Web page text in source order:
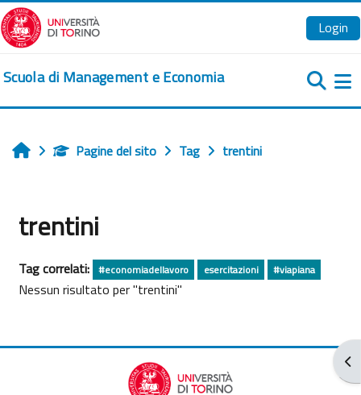
Vai al contenuto principale
Login
Scuola di Management e Economia
HomePagine del sito Tag trentini
trentini
Tag correlati: #economiadellavoro esercitazioni #viapiana
Nessun risultato per "trentini"